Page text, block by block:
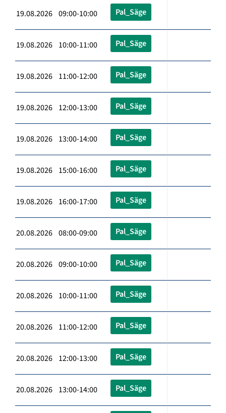
19.08.2026 09:00-10:00 Pal_Säge
19.08.2026 10:00-11:00 Pal_Säge
19.08.2026 11:00-12:00 Pal_Säge
19.08.2026 12:00-13:00 Pal_Säge
19.08.2026 13:00-14:00 Pal_Säge
19.08.2026 15:00-16:00 Pal_Säge
19.08.2026 16:00-17:00 Pal_Säge
20.08.2026 08:00-09:00 Pal_Säge
20.08.2026 09:00-10:00 Pal_Säge
20.08.2026 10:00-11:00 Pal_Säge
20.08.2026 11:00-12:00 Pal_Säge
20.08.2026 12:00-13:00 Pal_Säge
20.08.2026 13:00-14:00 Pal_Säge